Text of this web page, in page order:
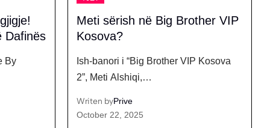
Dafinës
By
Meti sërish në Big Brother VIP
Kosova?
Ish-banori i “Big Brother VIP Kosova
2”, Meti Alshiqi,…
Writen byPrive
October 22, 2025